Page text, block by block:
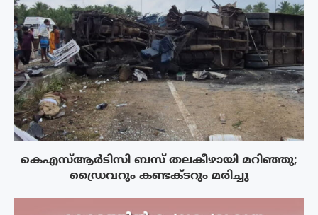
കെഎസ്ആർടിസി ബസ് തലകീഴായി മറിഞ്ഞു;
ഡ്രൈവറും കണ്ടക്ടറും മരിച്ചു